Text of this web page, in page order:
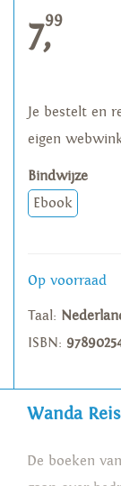
7,99
Je bestelt en
eigen
Bindwijze
Ebook
Op voorraad
Taal:
ISBN:
Wanda
De boeken